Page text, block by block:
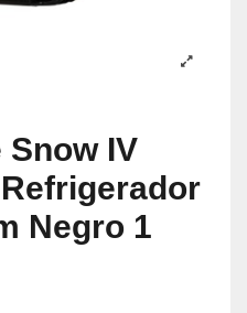
Snow IV
Negro 1